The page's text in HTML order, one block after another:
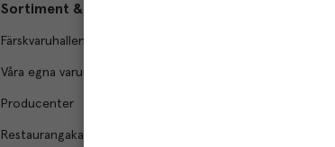
Sortiment & tjänster
Färskvaruhallen
Våra egna varumärken
Producenter
Restaurangakademien